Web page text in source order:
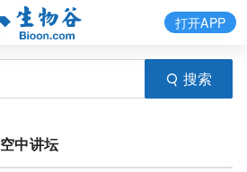
搜索
打开APP
空中讲坛